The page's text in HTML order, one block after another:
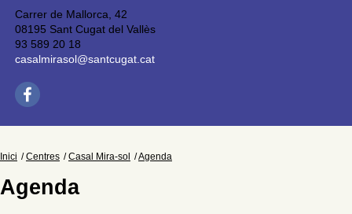
Carrer de Mallorca, 42
08195 Sant Cugat del Vallès
93 589 20 18
casalmirasol@santcugat.cat
Inici Centres Casal Mira-sol Agenda
Agenda